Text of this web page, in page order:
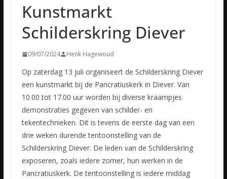
Kunstmarkt
Schilderskring Diever
09/07/2024 Henk Hagewoud
Op zaterdag 13 juli organiseert de Schilderskring Diever
een kunstmarkt bij de Pancratiuskerk in Diever. Van
10.00 tot 17.00 uur worden bij diverse kraampjes
demonstraties gegeven van schilder- en
tekentechnieken. Dit is tevens de eerste dag van een
drie weken durende tentoonstelling van de
Schilderskring Diever. De leden van de Schilderskring
exposeren, zoals iedere zomer, hun werken in de
Pancratiuskerk. De tentoonstelling is iedere middag